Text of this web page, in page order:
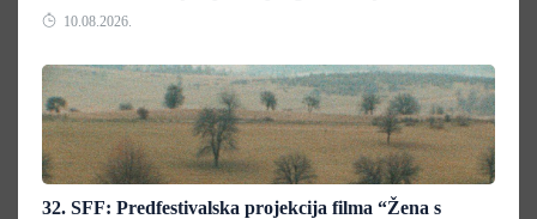
10.08.2026.
32. SFF: Predfestivalska projekcija filma “Žena s